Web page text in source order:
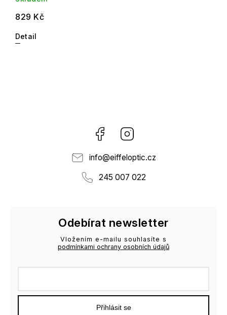
829 Kč
Detail
Facebook
info@eiffeloptic.cz
245 007 022
Odebírat newsletter
Vložením e-mailu souhlasíte s
podmínkami ochrany osobních údajů
Přihlásit se